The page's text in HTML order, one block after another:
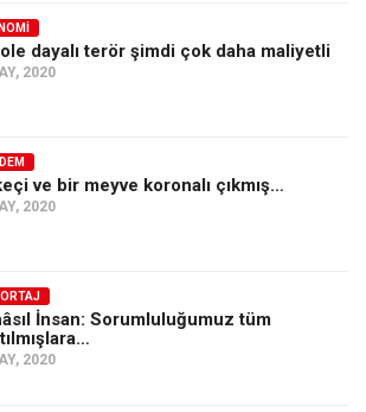
dayalı terör şimdi çok daha maliyetli
2020
ve bir meyve koronalı çıkmış…
2020
İnsan: Sorumluluğumuz tüm
2020